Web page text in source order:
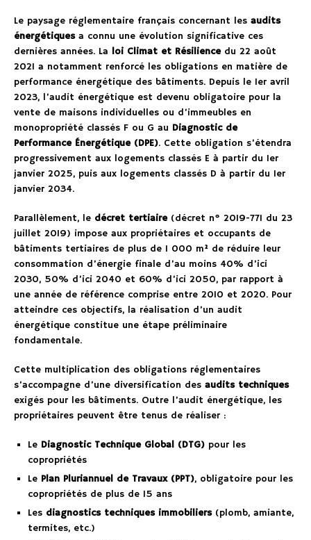
Le paysage réglementaire français concernant les audits
énergétiquesa connu une évolution significative ces
dernières années. La loi Climat et Résiliencedu 22 août
2021 a notamment renforcé les obligations en matière de
performance énergétique des bâtiments. Depuis le 1er avril
2023, l’audit énergétique est devenu obligatoire pour la
vente de maisons individuelles ou d’immeubles en
monopropriété classés F ou G au Diagnostic de
Performance Énergétique (DPE). Cette obligation s’étendra
progressivement aux logements classés E à partir du 1er
janvier 2025, puis aux logements classés D à partir du 1er
janvier 2034.
Parallèlement, le décret tertiaire(décret n° 2019-771 du 23
juillet 2019) impose aux propriétaires et occupants de
bâtiments tertiaires de plus de 1 000 m² de réduire leur
consommation d’énergie finale d’au moins 40% d’ici
2030, 50% d’ici 2040 et 60% d’ici 2050, par rapport à
une année de référence comprise entre 2010 et 2020. Pour
atteindre ces objectifs, la réalisation d’un audit
énergétique constitue une étape préliminaire
fondamentale.
Cette multiplication des obligations réglementaires
s’accompagne d’une diversification des audits techniques
exigés pour les bâtiments. Outre l’audit énergétique, les
propriétaires peuvent être tenus de réaliser :
Le Diagnostic Technique Global (DTG) pour les
copropriétés
Le Plan Pluriannuel de Travaux (PPT), obligatoire pour les
copropriétés de plus de 15 ans
Les diagnostics techniques immobiliers(plomb, amiante,
termites, etc.)